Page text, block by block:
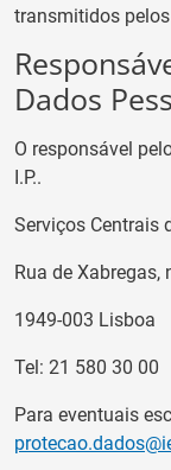
transmitidos pelos
Dados
O responsável
I.P..
Serviços Centrais
Rua de Xabregas,
1949-003 Lisboa
Tel: 21 580 30 00
Para eventuais